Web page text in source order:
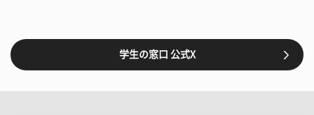
学生の窓口 公式X